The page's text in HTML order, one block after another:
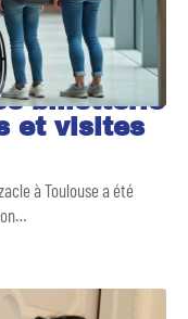
billetterie
et visites
à Toulouse a été
…